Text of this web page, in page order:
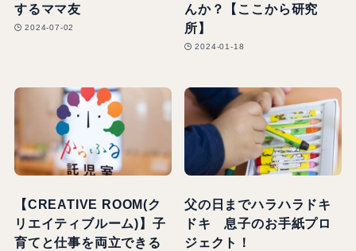
するママ友
2024-07-02
んか？【ここから研究
所】
2024-01-18
【CREATIVE ROOM(ク
リエイティブルーム)】子
育てと仕事を両立できる
父の日までハラハラドキ
ドキ 息子のお手紙プロ
ジェクト！